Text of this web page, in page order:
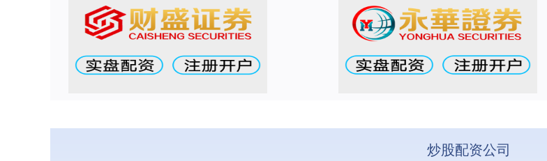
炒股配资公司